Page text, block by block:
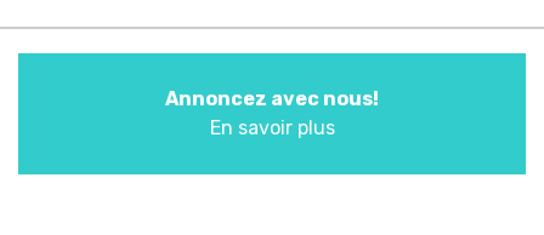
Annoncez avec nous!
En savoir plus